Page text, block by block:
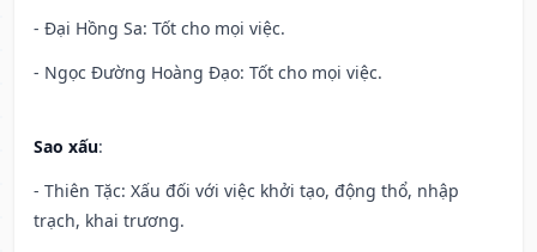
- Đại Hồng Sa: Tốt cho mọi việc.
- Ngọc Đường Hoàng Đạo: Tốt cho mọi việc.
Sao xấu:
- Thiên Tặc: Xấu đối với việc khởi tạo, động thổ, nhập
trạch, khai trương.